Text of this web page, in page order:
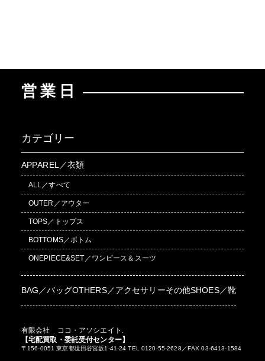
営業日
カテゴリー
APPAREL／衣類
ALL／すべて
OUTER／アウター
TOPS／トップス
BOTTOMS／ボトム
ONEPIECE&SET／ワンピース＆スーツ
BAG／バッグOTHERS／アクセサリーその他SHOES／靴
有限会社 ココ・アソシエイト.
【宅配買取・委託受付センター】
〒156-0051 東京都世田谷宮坂1-41-24 TEL 0120-55-2628／FAX 03-6413-1584